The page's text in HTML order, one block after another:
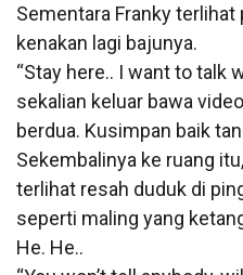
Sementara Franky
kenakan lagi bajunya.
“Stay here.. I want to talk
sekalian keluar bawa
berdua. Kusimpan baik
Sekembalinya ke ruang
terlihat resah duduk di
seperti maling yang
He. He..